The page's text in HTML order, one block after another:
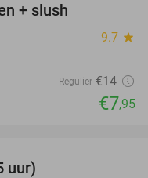
+ slush
9.7 star
Regulier €14
€7,95
uur)